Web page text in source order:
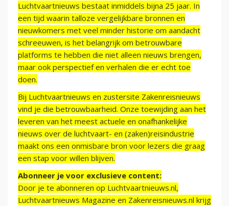
Luchtvaartnieuws bestaat inmiddels bijna 25 jaar. In
een tijd waarin talloze vergelijkbare bronnen en
nieuwkomers met veel minder historie om aandacht
schreeuwen, is het belangrijk om betrouwbare
platforms te hebben die niet alleen nieuws brengen,
maar ook perspectief en verhalen die er echt toe
doen.
Bij Luchtvaartnieuws en zustersite Zakenreisnieuws
vind je die betrouwbaarheid. Onze toewijding aan het
leveren van het meest actuele en onafhankelijke
nieuws over de luchtvaart- en (zaken)reisindustrie
maakt ons een onmisbare bron voor lezers die graag
een stap voor willen blijven.
Abonneer je voor exclusieve content:
Door je te abonneren op Luchtvaartnieuws.nl,
Luchtvaartnieuws Magazine en Zakenreisnieuws.nl krijg